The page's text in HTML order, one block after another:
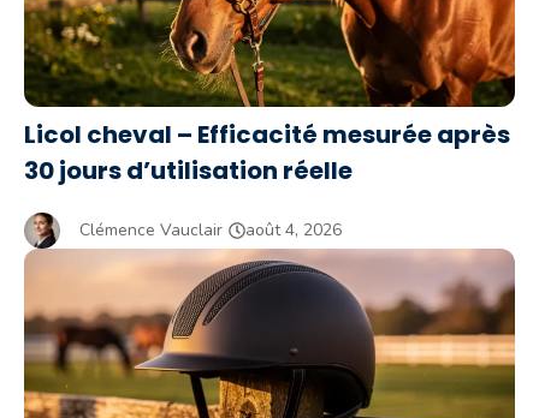
Licol cheval – Efficacité mesurée après
30 jours d’utilisation réelle
Clémence Vauclair août 4, 2026